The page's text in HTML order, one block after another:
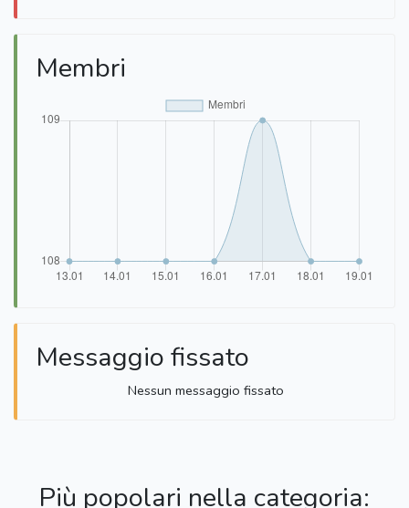
Membri
Messaggio fissato
Nessun messaggio fissato
Più popolari nella categoria: